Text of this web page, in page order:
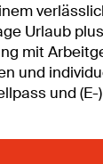
Urlaub
mit
und
und